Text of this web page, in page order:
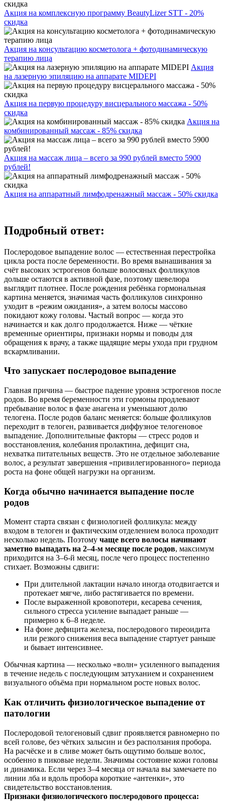
Акция на комплексную программу BeautyLizer STT - 20%
скидка
Акция на консультацию косметолога + фотодинамическую
терапию лица
Акция
на лазерную эпиляцию на аппарате MIDEPI
Акция на первую процедуру висцерального массажа - 50%
скидка
Акция на
комбинированный массаж - 85% скидка
Акция на массаж лица – всего за 990 рублей вместо 5900
рублей!
Акция на аппаратный лимфодренажный массаж - 50% скидка
Подробный ответ:
Послеродовое выпадение волос — естественная перестройка
цикла роста после беременности. Во время вынашивания за
счёт высоких эстрогенов больше волосяных фолликулов
дольше остаются в активной фазе, поэтому шевелюра
выглядит плотнее. После рождения ребёнка гормональная
картина меняется, значимая часть фолликулов синхронно
уходит в «режим ожидания», а затем волосы массово
покидают кожу головы. Частый вопрос — когда это
начинается и как долго продолжается. Ниже — чёткие
временные ориентиры, признаки нормы и поводы для
обращения к врачу, а также щадящие меры ухода при грудном
вскармливании.
Что запускает послеродовое выпадение
Главная причина — быстрое падение уровня эстрогенов после
родов. Во время беременности эти гормоны продлевают
пребывание волос в фазе анагена и уменьшают долю
телогена. После родов баланс меняется: больше фолликулов
переходит в телоген, развивается диффузное телогеновое
выпадение. Дополнительные факторы — стресс родов и
восстановления, колебания пролактина, дефицит сна,
нехватка питательных веществ. Это не отдельное заболевание
волос, а результат завершения «привилегированного» периода
роста на фоне общей нагрузки на организм.
Когда обычно начинается выпадение после
родов
Момент старта связан с физиологией фолликула: между
входом в телоген и фактическим отделением волоса проходит
несколько недель. Поэтому чаще всего волосы начинают
заметно выпадать на 2–4‑м месяце после родов, максимум
приходится на 3–6‑й месяц, после чего процесс постепенно
стихает. Возможны сдвиги:
При длительной лактации начало иногда отодвигается и
протекает мягче, либо растягивается по времени.
После выраженной кровопотери, кесарева сечения,
сильного стресса усиление выпадает раньше —
примерно к 6–8 неделе.
На фоне дефицита железа, послеродового тиреоидита
или резкого снижения веса выпадение стартует раньше
и бывает интенсивнее.
Обычная картина — несколько «волн» усиленного выпадения
в течение недель с последующим затуханием и сохранением
визуального объёма при нормальном росте новых волос.
Как отличить физиологическое выпадение от
патологии
Послеродовой телогеновый сдвиг проявляется равномерно по
всей голове, без чётких залысин и без расползания пробора.
На расчёске и в сливе может быть ощутимо больше волос,
особенно в пиковые недели. Значимы состояние кожи головы
и динамика. Если через 3–4 месяца от начала вы замечаете по
линии лба и вдоль пробора короткие «антенки», это
свидетельство восстановления.
Признаки физиологического послеродового процесса: